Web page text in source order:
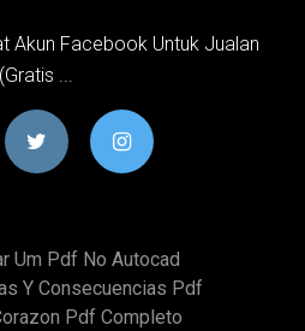
Akun Facebook Untuk Jualan
(Gratis ...
Um Pdf No Autocad
Y Consecuencias Pdf
Pdf Completo